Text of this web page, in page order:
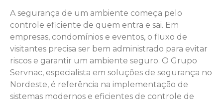
A segurança de um ambiente começa pelo
controle eficiente de quem entra e sai. Em
empresas, condomínios e eventos, o fluxo de
visitantes precisa ser bem administrado para evitar
riscos e garantir um ambiente seguro. O Grupo
Servnac, especialista em soluções de segurança no
Nordeste, é referência na implementação de
sistemas modernos e eficientes de controle de